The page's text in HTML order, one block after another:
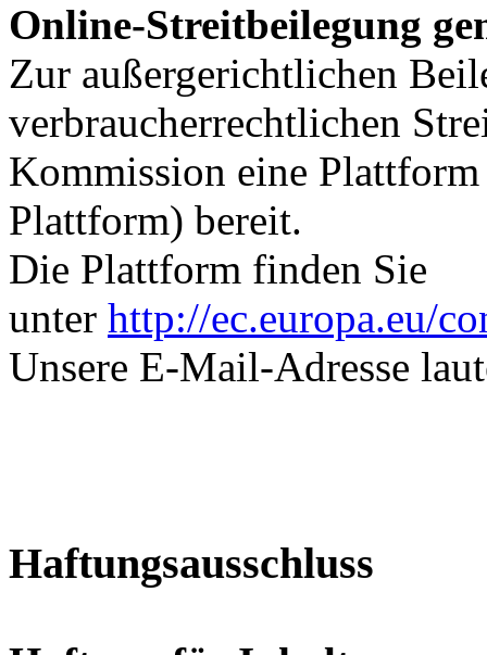
Online-Streitbeilegung
Zur außergerichtlichen
verbraucherrechtlichen
Kommission eine
Plattform) bereit.
Die Plattform finden Sie
unter http://ec.europa.eu/
Unsere E-Mail-Adresse
Haftungsausschluss